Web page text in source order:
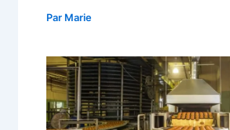
Par Marie